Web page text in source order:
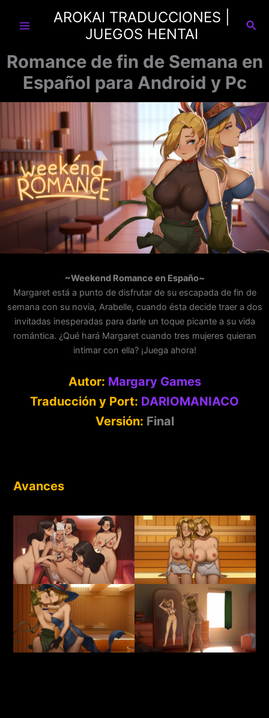
AROKAI TRADUCCIONES |
JUEGOS HENTAI
Romance de fin de Semana en
Español para Android y Pc
~Weekend Romance en Españo~
Margaret está a punto de disfrutar de su escapada de fin de
semana con su novia, Arabelle, cuando ésta decide traer a dos
invitadas inesperadas para darle un toque picante a su vida
romántica. ¿Qué hará Margaret cuando tres mujeres quieran
intimar con ella? ¡Juega ahora!
Autor: Margary Games
Traducción y Port: DARIOMANIACO
Versión: Final
Avances